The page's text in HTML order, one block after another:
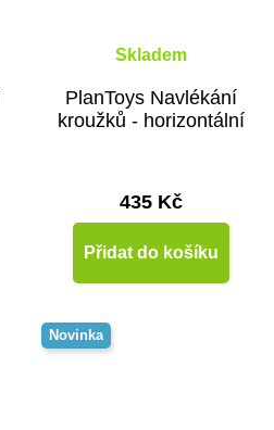
Skladem
PlanToys Navlékání
kroužků - horizontální
435 Kč
Přidat do košíku
Novinka